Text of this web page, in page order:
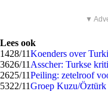
▼
Lees ook
1428/11Koenders over
3626/11 Asscher: Turkse
2625/11Peiling: zetelroof
5322/11Groep Kuzu/